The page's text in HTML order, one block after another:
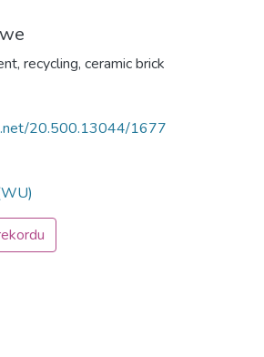
, recycling, ceramic brick
20.500.13044/1677